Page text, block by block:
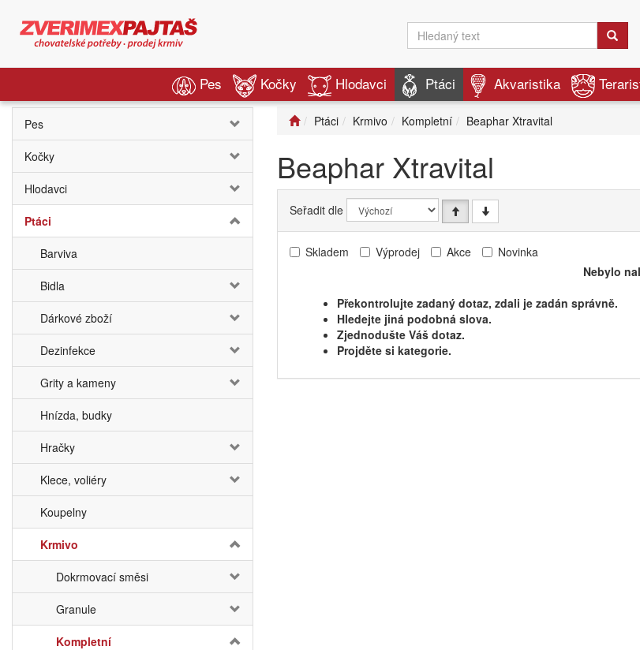
Pes Kočky Hlodavci Ptáci Akvaristika
Pes
Kočky
Hlodavci
Ptáci
Barviva
Bidla
Dárkové zboží
Dezinfekce
Grity a kameny
Hnízda, budky
Hračky
Klece, voliéry
Koupelny
Krmivo
Dokrmovací směsi
Granule
Kompletní
Ptáci Krmivo Kompletní Beaphar Xtravital
Beaphar Xtravital
Seřadit dle
Skladem Výprodej Akce
Novinka
Nebylo
Překontrolujte zadaný dotaz, zdali je zadán správně.
Hledejte jiná podobná slova.
Zjednodušte Váš dotaz.
Projděte si kategorie.